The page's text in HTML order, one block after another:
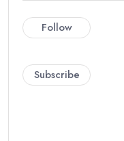
Follow
Subscribe